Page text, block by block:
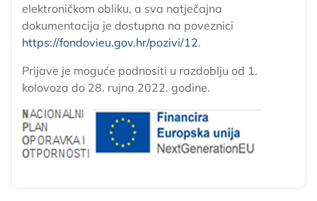
elektroničkom obliku, a sva natječajna
dokumentacija je dostupna na poveznici
https://fondovieu.gov.hr/pozivi/12.
Prijave je moguće podnositi u razdoblju od 1.
kolovoza do 28. rujna 2022. godine.